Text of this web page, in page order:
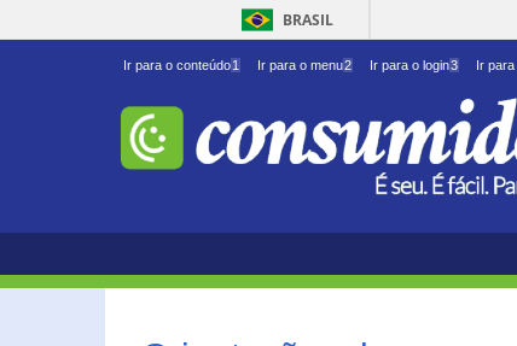
BRASIL
Ir para o conteúdo1 Ir para o menu2 Ir para o login3 Ir